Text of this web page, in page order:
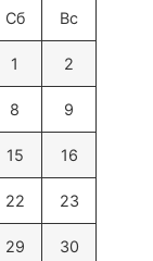
Сб Вс
1 2
8 9
15 16
22 23
29 30